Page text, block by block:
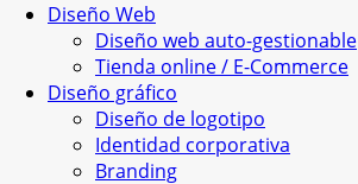
Diseño Web
Diseño web auto-gestionable
Tienda online / E-Commerce
Diseño gráfico
Diseño de logotipo
Identidad corporativa
Branding